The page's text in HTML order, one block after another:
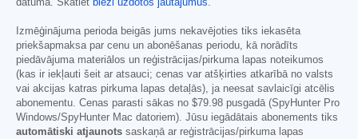
datuma. Skatiet bieži uzdotos jautājumus.
Izmēģinājuma perioda beigās jums nekavējoties tiks iekasēta
priekšapmaksa par cenu un abonēšanas periodu, kā norādīts
piedāvājuma materiālos un reģistrācijas/pirkuma lapas noteikumos
(kas ir iekļauti šeit ar atsauci; cenas var atšķirties atkarībā no valsts
vai akcijas katras pirkuma lapas detaļās), ja neesat savlaicīgi atcēlis
abonementu. Cenas parasti sākas no $79.98 pusgadā (SpyHunter Pro
Windows/SpyHunter Mac datoriem). Jūsu iegādātais abonements tiks
automātiski atjaunots saskaņā ar reģistrācijas/pirkuma lapas